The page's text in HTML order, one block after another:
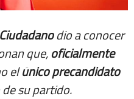
Ciudadanodio a conocer
que, oficialmente
elúnicoprecandidato
su partido.